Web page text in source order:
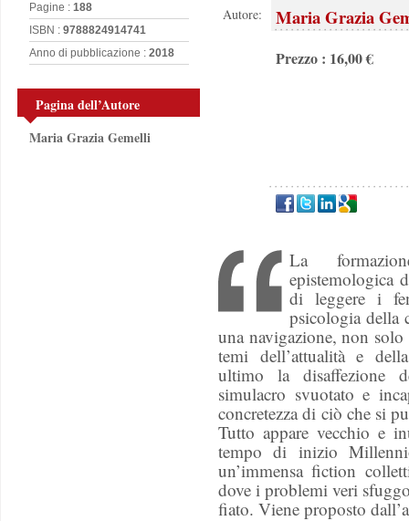
Pagine : 188
ISBN : 9788824914741
Anno di pubblicazione : 2018
Pagina dell’Autore
Maria Grazia Gemelli
Autore: Maria Grazia
Prezzo : 16,00 €
La
epistemologica
di leggere i
psicologia della
una navigazione, non
temi dell’attualità e
ultimo la disaffezione
simulacro svuotato e
concretezza di ciò che si
Tutto appare vecchio e
tempo di inizio
un’immensa fiction
dove i problemi veri
fiato. Viene proposto